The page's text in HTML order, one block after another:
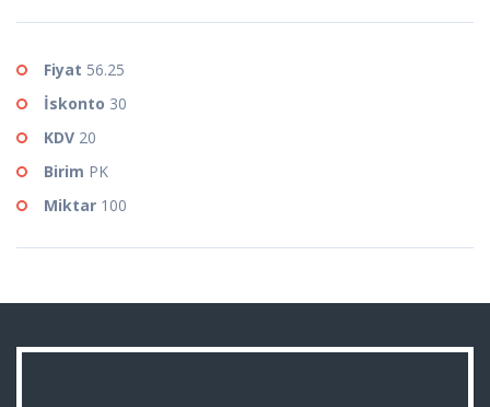
Fiyat 56.25
İskonto 30
KDV 20
Birim PK
Miktar 100